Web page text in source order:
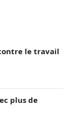
le travail
plus de